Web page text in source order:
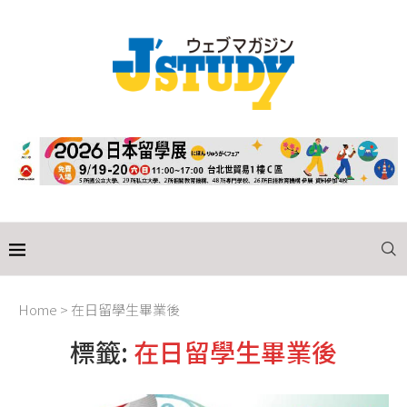
Home > 在日留學生畢業後
標籤: 在日留學生畢業後